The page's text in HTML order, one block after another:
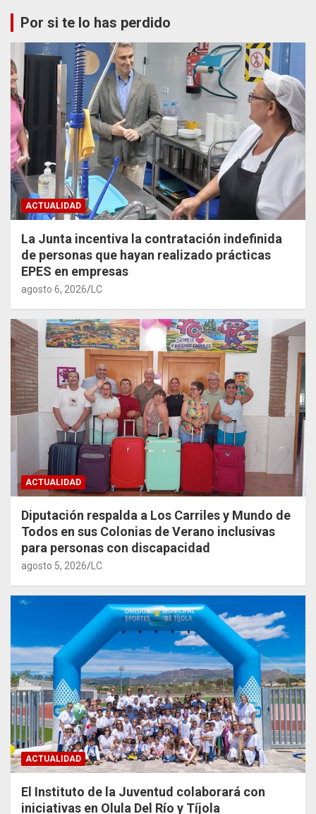
Por si te lo has perdido
ACTUALIDAD
La Junta incentiva la contratación indefinida
de personas que hayan realizado prácticas
EPES en empresas
agosto 6, 2026 LC
ACTUALIDAD
Diputación respalda a Los Carriles y Mundo de
Todos en sus Colonias de Verano inclusivas
para personas con discapacidad
agosto 5, 2026 LC
ACTUALIDAD
El Instituto de la Juventud colaborará con
iniciativas en Olula Del Río y Tíjola